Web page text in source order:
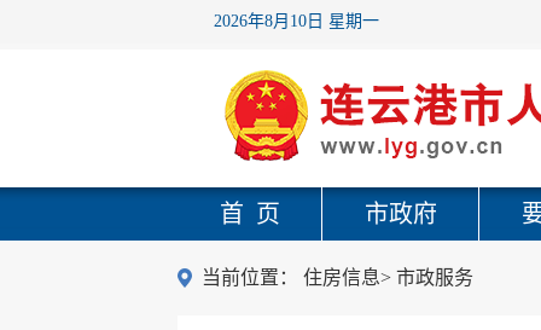
2026年8月10日 星期一
首 页 市政府
当前位置： 住房信息> 市政服务